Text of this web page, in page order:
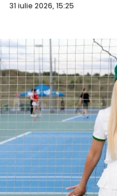
31 iulie 2026, 15:25